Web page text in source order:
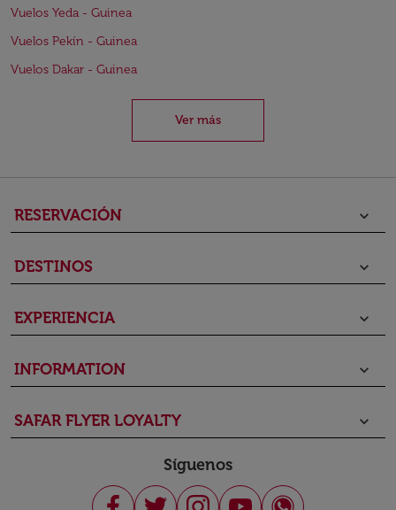
Vuelos Yeda - Guinea
Vuelos Pekín - Guinea
Vuelos Dakar - Guinea
Ver más
RESERVACIÓN keyboard_arrow_down
DESTINOS keyboard_arrow_down
EXPERIENCIA keyboard_arrow_down
INFORMATION keyboard_arrow_down
SAFAR FLYER LOYALTY keyboard_arrow_down
Síguenos